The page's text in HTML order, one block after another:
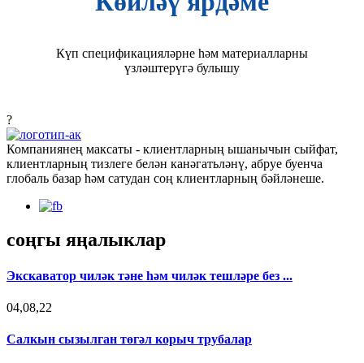
Күп спецификацияләрне һәм материалларны
үзләштерүгә булышу
?
Компаниянең максаты - клиентларның ышанычын сыйфат,
клиентларның тизлеге белән канәгатьләнү, абруе буенча
глобаль базар һәм сатудан соң клиентларның бәйләнеше.
соңгы яңалыклар
Экскаватор чиләк тәне һәм чиләк тешләре без ...
04,08,22
Салкын сызылган төгәл корыч трубалар